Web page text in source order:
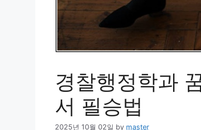
경찰행정학과
서 필승법
2025년 10월 02일 by master